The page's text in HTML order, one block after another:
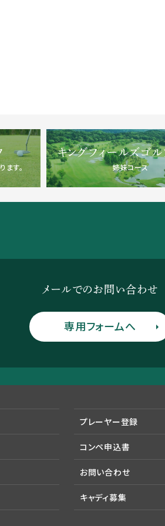
す。
キングフィールズゴル
姉妹コース
メールでのお問い合わせ
専用フォームへ
プレーヤー登録
コンペ申込書
お問い合わせ
キャディ募集